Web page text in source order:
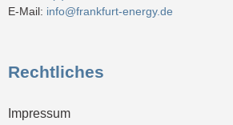
E-Mail: info@frankfurt-energy.de
Rechtliches
Impressum